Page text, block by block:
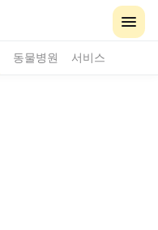
동물병원 서비스